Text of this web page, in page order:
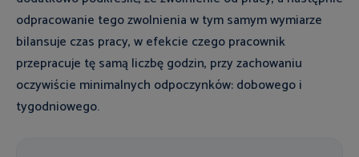
odpracowanie tego zwolnienia w tym samym wymiarze
bilansuje czas pracy, w efekcie czego pracownik
przepracuje tę samą liczbę godzin, przy zachowaniu
oczywiście minimalnych odpoczynków: dobowego i
tygodniowego.